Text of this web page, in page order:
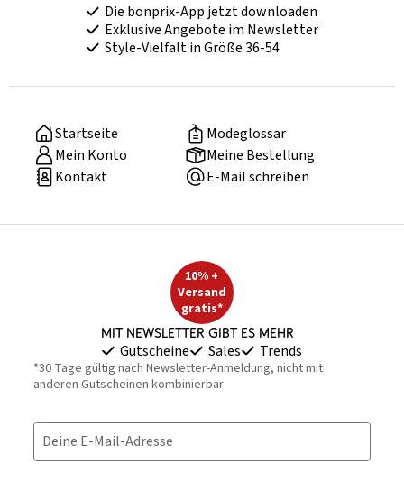
Die bonprix-App jetzt downloaden
Exklusive Angebote im Newsletter
Style-Vielfalt in Größe 36-54
Startseite
Modeglossar
Mein Konto
Meine Bestellung
Kontakt
E-Mail schreiben
10% +
Versand
gratis*
Mit Newsletter gibt es mehr
Gutscheine Sales Trends
*30 Tage gültig nach Newsletter-Anmeldung, nicht mit
anderen Gutscheinen kombinierbar
Deine E-Mail-Adresse